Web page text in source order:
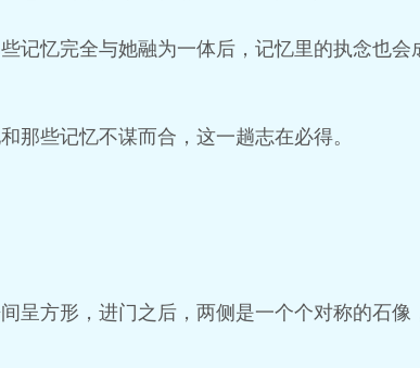
记忆完全与她融为一体后，记忆里的执念也会
那些记忆不谋而合，这一趟志在必得。
呈方形，进门之后，两侧是一个个对称的石像